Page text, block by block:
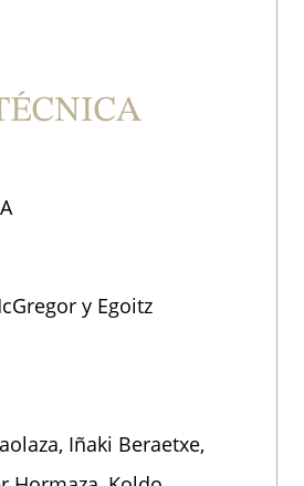
y Egoitz
Iñaki Beraetxe,